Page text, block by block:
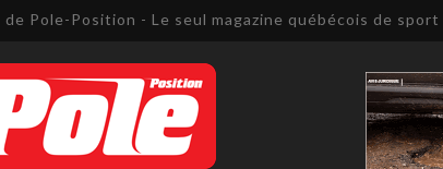
Pole-Position - Le seul magazine québécois de sport